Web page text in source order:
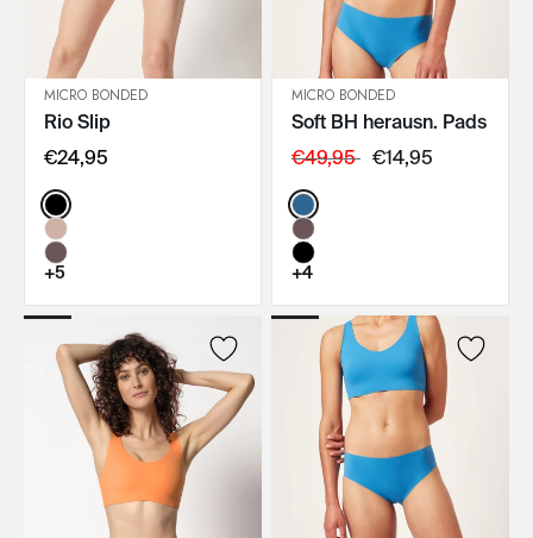
IN DEN WARENKORB
MICRO BONDED
Rio Slip
€24,95
Color:
+5
IN DEN WARENKORB
MICRO BONDED
Soft BH herausn. Pads
€49,95 €14,95
Color:
+4